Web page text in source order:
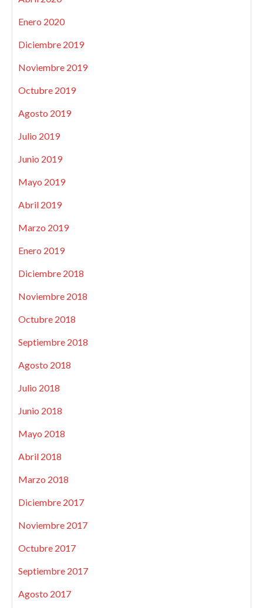
Enero 2020
Diciembre 2019
Noviembre 2019
Octubre 2019
Agosto 2019
Julio 2019
Junio 2019
Mayo 2019
Abril 2019
Marzo 2019
Enero 2019
Diciembre 2018
Noviembre 2018
Octubre 2018
Septiembre 2018
Agosto 2018
Julio 2018
Junio 2018
Mayo 2018
Abril 2018
Marzo 2018
Diciembre 2017
Noviembre 2017
Octubre 2017
Septiembre 2017
Agosto 2017